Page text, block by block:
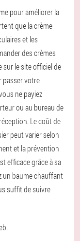
pour améliorer la
que la crème
et les
des crèmes
sur le site officiel de
passer votre
ne payiez
ou au bureau de
Le coût de
peut varier selon
et la prévention
efficace grâce à sa
un baume chauffant
suffit de suivre